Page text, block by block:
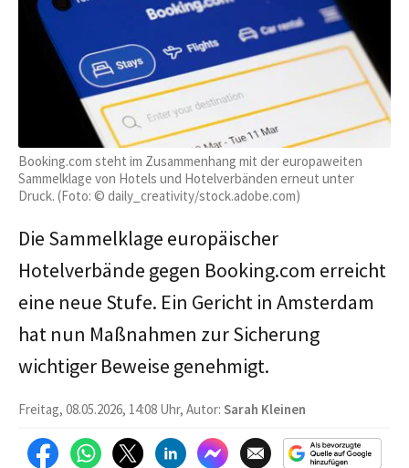
Booking.com steht im Zusammenhang mit der europaweiten
Sammelklage von Hotels und Hotelverbänden erneut unter
Druck. (Foto: © daily_creativity/stock.adobe.com)
Die Sammelklage europäischer
Hotelverbände gegen Booking.com erreicht
eine neue Stufe. Ein Gericht in Amsterdam
hat nun Maßnahmen zur Sicherung
wichtiger Beweise genehmigt.
Freitag, 08.05.2026, 14:08 Uhr, Autor: Sarah Kleinen